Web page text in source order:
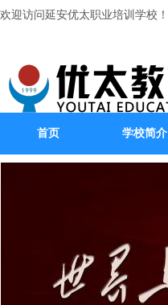
欢迎访问延安优太职业培训学校！
首页 学校简介